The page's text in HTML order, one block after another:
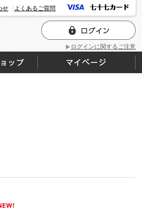
ログインに関するご注意
せ よくあるご質問